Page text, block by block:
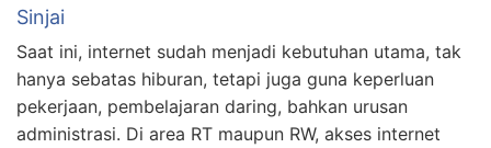
Sinjai
Saat ini, internet sudah menjadi kebutuhan utama, tak
hanya sebatas hiburan, tetapi juga guna keperluan
pekerjaan, pembelajaran daring, bahkan urusan
administrasi. Di area RT maupun RW, akses internet